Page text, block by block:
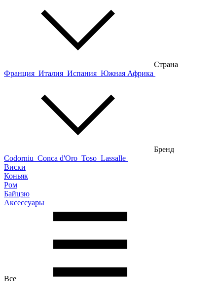
Страна
Франция Италия Испания Южная Африка
Бренд
Codorniu Conca d'Oro Toso Lassalle
Виски
Коньяк
Ром
Байцзю
Аксессуары
Все